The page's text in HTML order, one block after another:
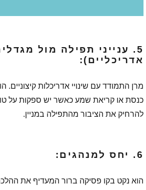
5. ענייני תפילה מול
אדריכליים):
מרן התמודד עם שינויי אדריכלות
כנסת או קריאת שמע כאשר יש ספקות על
להרחיק את הציבור מהתפילה במניין.
6. יחס למנהגים:
הוא נקט בקו פסיקה ברור המעדיף את